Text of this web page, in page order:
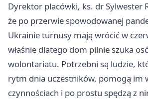
Dyrektor placówki, ks. dr Sylwester
że po przerwie spowodowanej
Ukrainie turnusy mają wrócić w
właśnie dlatego dom pilnie szuka
wolontariatu. Potrzebni są ludzie,
rytm dnia uczestników, pomogą im
czynnościach i po prostu spędzą z